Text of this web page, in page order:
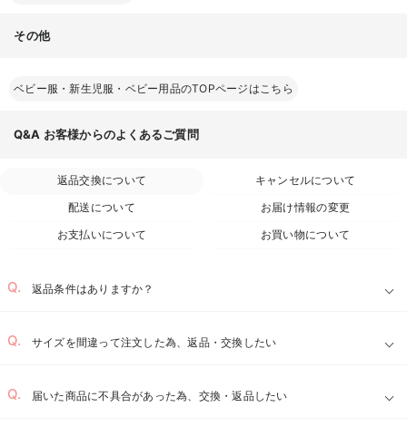
その他
ベビー服・新生児服・ベビー用品のTOPページはこちら
Q&A お客様からのよくあるご質問
返品交換について
キャンセルについて
配送について
お届け情報の変更
お支払いについて
お買い物について
返品条件はありますか？
サイズを間違って注文した為、返品・交換したい
届いた商品に不具合があった為、交換・返品したい